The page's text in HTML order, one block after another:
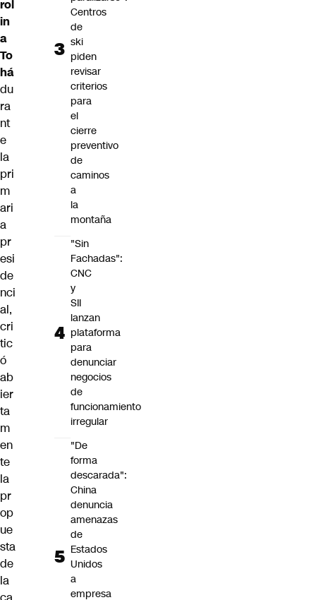
rol
in
a
To
há
du
ra
nt
e
la
pri
m
ari
a
pr
esi
de
nci
al,
cri
tic
ó
ab
ier
ta
m
en
te
la
pr
op
ue
sta
de
la
Centros
de
ski
piden
revisar
criterios
para
el
cierre
preventivo
de
caminos
a
la
montaña
"Sin
Fachadas":
CNC
y
SII
lanzan
plataforma
para
denunciar
negocios
de
funcionamiento
irregular
"De
forma
descarada":
China
denuncia
amenazas
de
Estados
Unidos
a
empresa